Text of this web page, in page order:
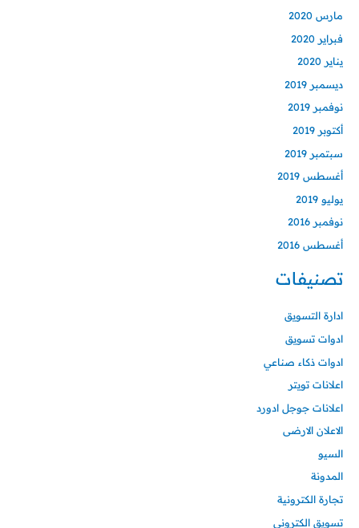
مارس 2020
فبراير 2020
يناير 2020
ديسمبر 2019
نوفمبر 2019
أكتوبر 2019
سبتمبر 2019
أغسطس 2019
يوليو 2019
نوفمبر 2016
أغسطس 2016
تصنيفات
ادارة التسويق
ادوات تسويق
ادوات ذكاء صناعي
اعلانات تويتر
اعلانات جوجل ادورد
الاعلان الارضى
السيو
المدونة
تجارة الكترونية
تسويق الكتروني